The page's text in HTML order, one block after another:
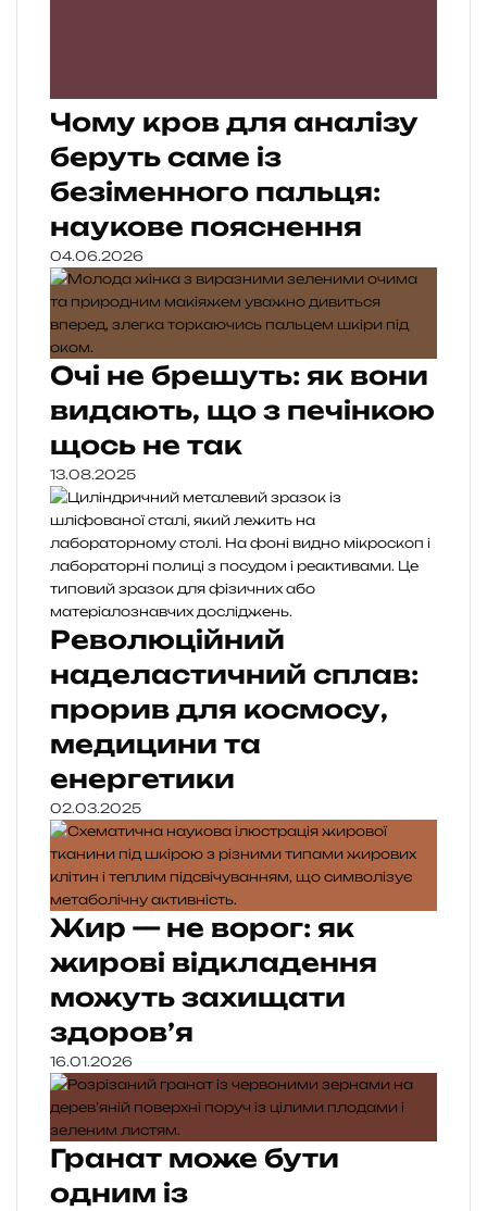
Чому кров для аналізу
беруть саме із
безіменного пальця:
наукове пояснення
04.06.2026
Очі не брешуть: як вони
видають, що з печінкою
щось не так
13.08.2025
Революційний
наделастичний сплав:
прорив для космосу,
медицини та
енергетики
02.03.2025
Жир — не ворог: як
жирові відкладення
можуть захищати
здоров’я
16.01.2026
Гранат може бути
одним із